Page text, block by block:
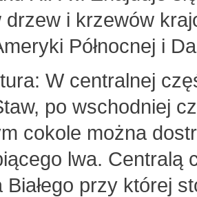
drzew i krzewów
Północnej i
W centralnej
po wschodniej
cokole można
lwa. Centralą
Białego przy której